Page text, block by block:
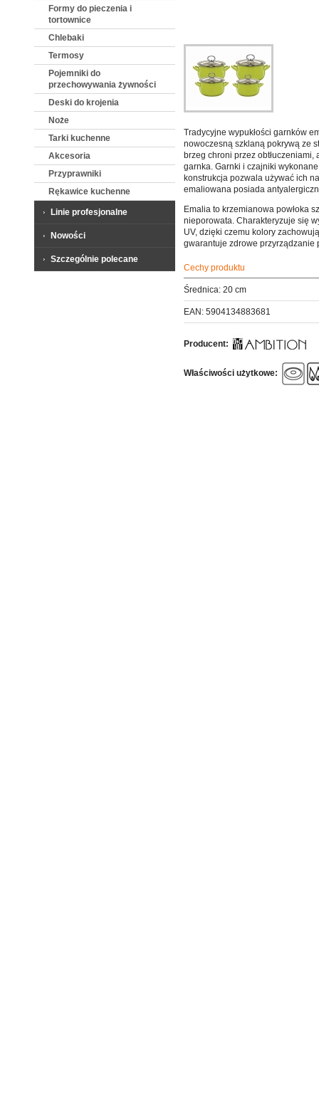
Formy do pieczenia i
tortownice
Chlebaki
Termosy
Pojemniki do
przechowywania żywności
Deski do krojenia
Noże
Tarki kuchenne
Akcesoria
Przyprawniki
Rękawice kuchenne
Linie profesjonalne
Nowości
Szczególnie polecane
Tradycyjne wypukłości garnków
nowoczesną szklaną pokrywą ze
brzeg chroni przez
garnka. Garnki i czajniki
konstrukcja pozwala używać ich
emaliowana posiada
Emalia to krzemianowa powłoka
nieporowata. Charakteryzuje się
UV, dzięki czemu kolory
gwarantuje zdrowe przyrządzanie
Cechy produktu
Średnica: 20 cm
EAN: 5904134883681
Producent:
Właściwości użytkowe: